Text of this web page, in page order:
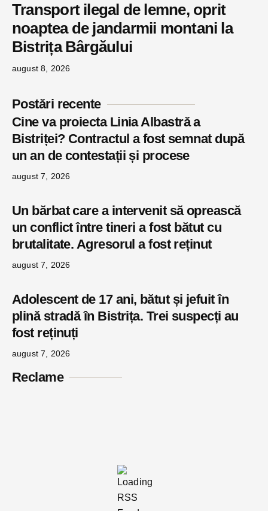
Transport ilegal de lemne, oprit
noaptea de jandarmii montani la
Bistrița Bârgăului
august 8, 2026
Postări recente
Cine va proiecta Linia Albastră a
Bistriței? Contractul a fost semnat după
un an de contestații și procese
august 7, 2026
Un bărbat care a intervenit să oprească
un conflict între tineri a fost bătut cu
brutalitate. Agresorul a fost reținut
august 7, 2026
Adolescent de 17 ani, bătut și jefuit în
plină stradă în Bistrița. Trei suspecți au
fost reținuți
august 7, 2026
Reclame